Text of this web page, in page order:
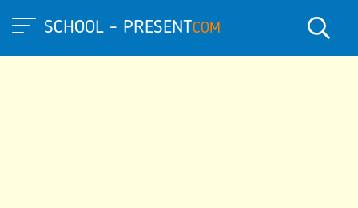
SCHOOL - PRESENTCOM